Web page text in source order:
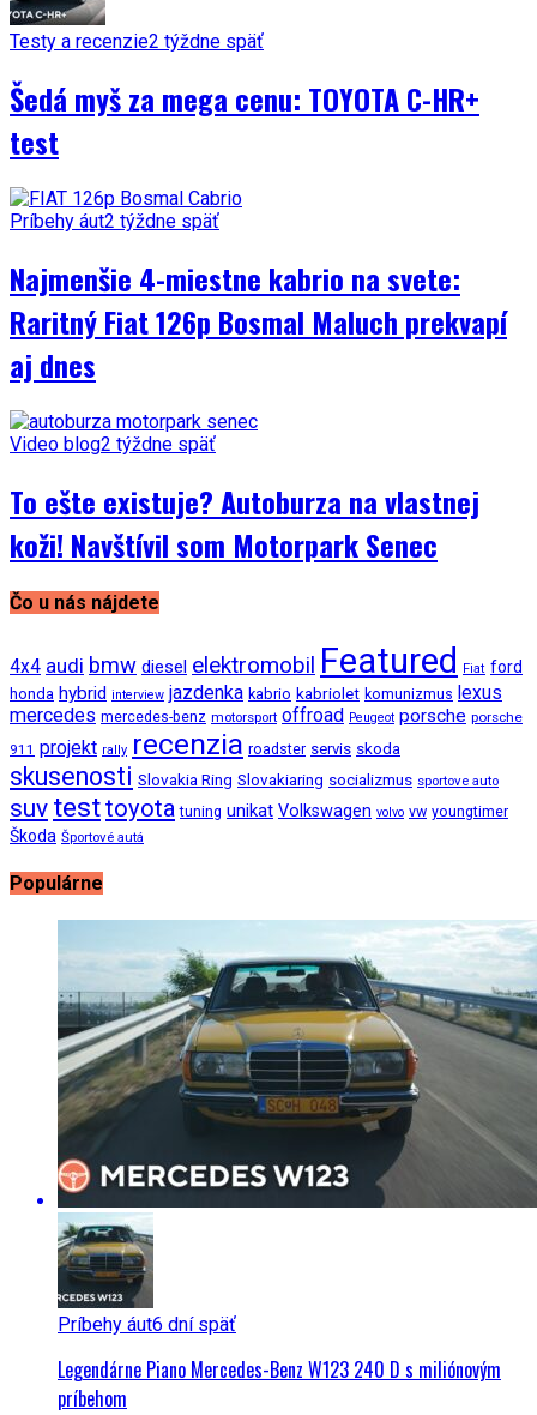
Testy a recenzie2 týždne späť
Šedá myš za mega cenu: TOYOTA C-HR+
test
Príbehy áut2 týždne späť
Najmenšie 4-miestne kabrio na svete:
Raritný Fiat 126p Bosmal Maluch prekvapí
aj dnes
Video blog2 týždne späť
To ešte existuje? Autoburza na vlastnej
koži! Navštívil som Motorpark Senec
Čo u nás nájdete
4x4 audi bmw diesel elektromobil Featured Fiat ford
honda hybrid interview jazdenka kabrio kabriolet komunizmus lexus
mercedes mercedes-benz motorsport offroad Peugeot porsche porsche
911 projekt rally recenzia roadster servis skoda
skusenosti Slovakia Ring Slovakiaring socializmus sportove auto
suv testtoyota tuning unikat Volkswagen volvo vw youngtimer
Škoda Športové autá
Populárne
Príbehy áut6 dní späť
Legendárne Piano Mercedes-Benz W123 240 D s miliónovým
príbehom